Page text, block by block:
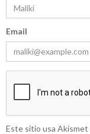
Email
Este sitio usa Akismet